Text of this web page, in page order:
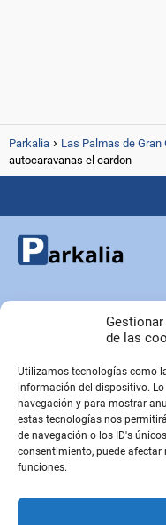
de las
Utilizamos tecnologías como
información del dispositivo.
navegación y para mostrar
estas tecnologías nos
de navegación o los ID's
consentimiento, puede
funciones.
Parkalia Las Palmas de Gran
autocaravanas el cardon
Copyright © Parkalia.es
PÁGINAS EMPRESA
Contacto
Sobre Nosotros
Sitemap